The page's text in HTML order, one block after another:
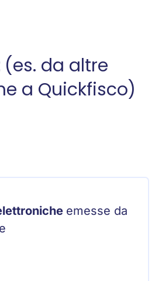
(es. da altre
a Quickfisco)
emesse da